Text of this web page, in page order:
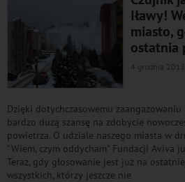
Iławy!
miasto,
ostatnia
4 grudnia 2018
Dzięki dotychczasowemu
bardzo dużą szansę na zdobycie
powietrza. O udziale naszego miasta w
"Wiem, czym oddycham" Fundacji Aviva
Teraz, gdy głosowanie jest już na
wszystkich, którzy jeszcze nie